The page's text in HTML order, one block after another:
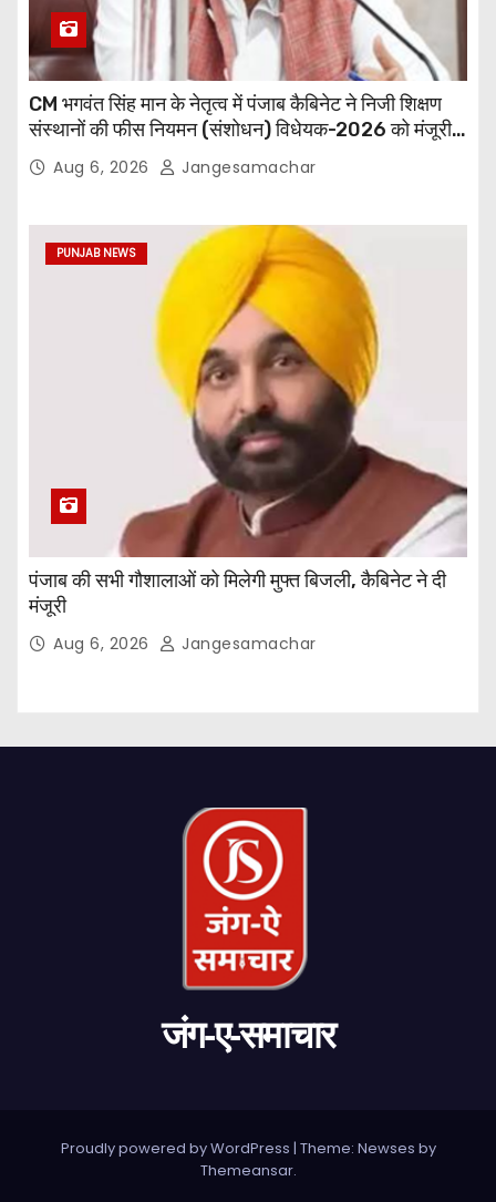
CM भगवंत सिंह मान के नेतृत्व में पंजाब कैबिनेट ने निजी शिक्षण
संस्थानों की फीस नियमन (संशोधन) विधेयक-2026 को मंजूरी
दी Aug 6, 2026 Jangesamachar
PUNJAB NEWS
पंजाब की सभी गौशालाओं को मिलेगी मुफ्त बिजली, कैबिनेट ने दी
मंजूरी
Aug 6, 2026 Jangesamachar
जंग-ए-समाचार
Proudly powered by WordPress | Theme: Newses by
Themeansar.